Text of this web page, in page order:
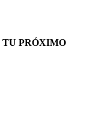
TU PRÓXIMO